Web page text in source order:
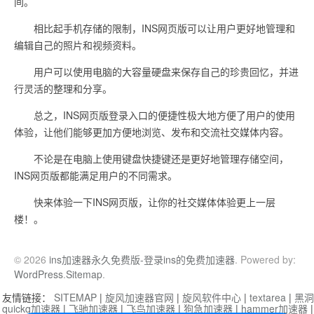
相比起手机存储的限制，INS网页版可以让用户更好地管理和
编辑自己的照片和视频资料。
用户可以使用电脑的大容量硬盘来保存自己的珍贵回忆，并进
行灵活的整理和分享。
总之，INS网页版登录入口的便捷性极大地方便了用户的使用
体验，让他们能够更加方便地浏览、发布和交流社交媒体内容。
不论是在电脑上使用键盘快捷键还是更好地管理存储空间，
INS网页版都能满足用户的不同需求。
快来体验一下INS网页版，让你的社交媒体体验更上一层
楼！。
© 2026 ins加速器永久免费版-登录ins的免费加速器. Powered by:
WordPress.Sitemap.
友情链接： SITEMAP | 旋风加速器官网 | 旋风软件中心 | textarea | 黑
quickq加速器 | 飞驰加速器 | 飞鸟加速器 | 狗急加速器 | hammer加速器